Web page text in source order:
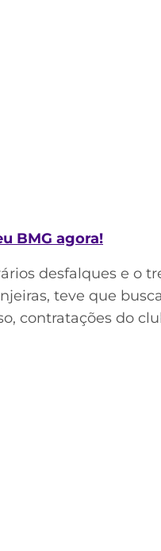
BMG agora!
desfalques e o
teve que
contratações do